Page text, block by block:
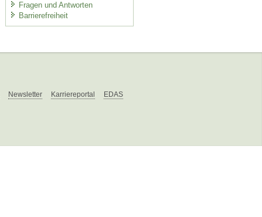
Fragen und Antworten
Barrierefreiheit
Newsletter Karriereportal EDAS